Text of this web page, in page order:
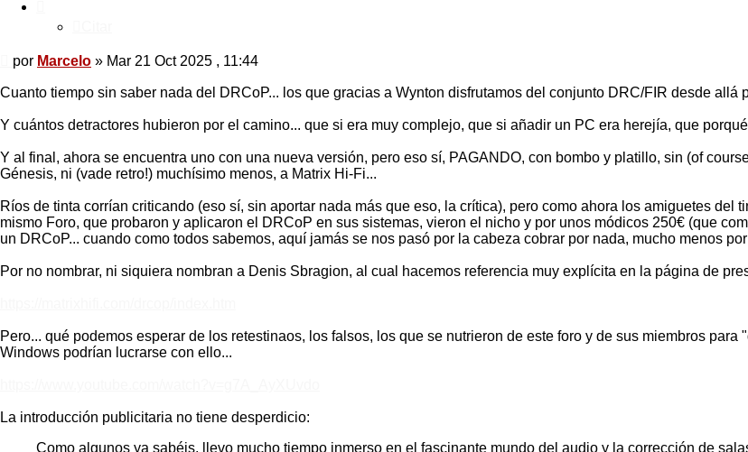
Mensaje
por Marcelo » Mar 21 Oct 2025 , 11:44
Cuanto tiempo sin saber nada del DRCoP... los que gracias a Wynton disfrutamos del conjunto DRC/FIR desde allá
Y cuántos detractores hubieron por el camino... que si era muy complejo, que si añadir un PC era herejía, que
Y al final, ahora se encuentra uno con una nueva versión, pero eso sí, PAGANDO, con bombo y platillo, sin (of
Génesis, ni (vade retro!) muchísimo menos, a Matrix Hi-Fi...
Ríos de tinta corrían criticando (eso sí, sin aportar nada más que eso, la crítica), pero como ahora los amiguetes
mismo Foro, que probaron y aplicaron el DRCoP en sus sistemas, vieron el nicho y por unos módicos 250€ (que
un DRCoP... cuando como todos sabemos, aquí jamás se nos pasó por la cabeza cobrar por nada, mucho menos
Por no nombrar, ni siquiera nombran a Denis Sbragion, al cual hacemos referencia muy explícita en la página de
Pero... qué podemos esperar de los retestinaos, los falsos, los que se nutrieron de este foro y de sus miembros
Windows podrían lucrarse con ello...
La introducción publicitaria no tiene desperdicio:
Como algunos ya sabéis, llevo mucho tiempo inmerso en el fascinante mundo del audio y la corrección de